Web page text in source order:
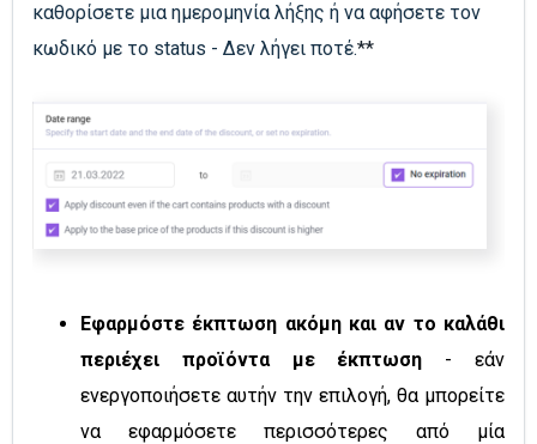
καθορίσετε μια ημερομηνία λήξης ή να αφήσετε τον
κωδικό με το status - Δεν λήγει ποτέ.**
Εφαρμόστε έκπτωση ακόμη και αν το καλάθι
περιέχει προϊόντα με έκπτωση - εάν
ενεργοποιήσετε αυτήν την επιλογή, θα μπορείτε
να εφαρμόσετε περισσότερες από μία